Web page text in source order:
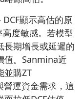
顯示高估的原
度敏感。若模型
長期增長或延遲的
值。Sanmina近
並購ZT
運資金需求，這